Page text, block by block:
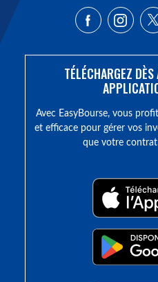
TÉLÉCHARGEZ
Avec EasyBourse, vous
et efficace pour gérer vos
que votre contrat